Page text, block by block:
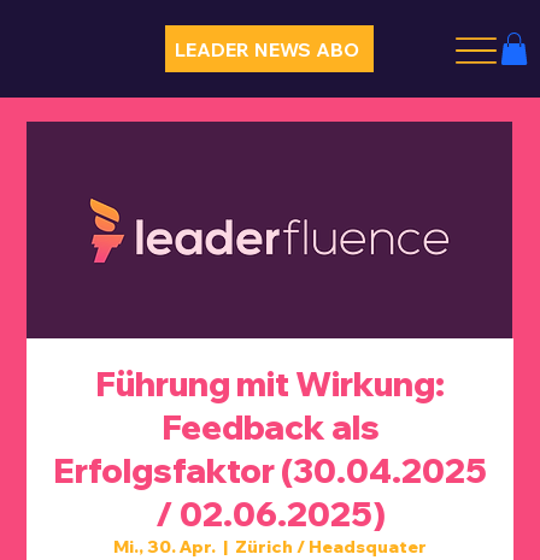
LEADER NEWS ABO
Führung mit Wirkung:
Feedback als
Erfolgsfaktor (30.04.2025
/ 02.06.2025)
Mi., 30. Apr.
  |
Zürich / Headsquater